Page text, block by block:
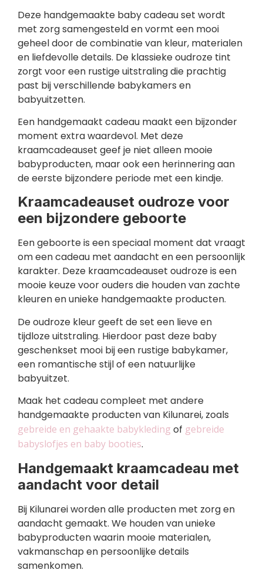
Deze handgemaakte baby cadeau set wordt
met zorg samengesteld en vormt een mooi
geheel door de combinatie van kleur, materialen
en liefdevolle details. De klassieke oudroze tint
zorgt voor een rustige uitstraling die prachtig
past bij verschillende babykamers en
babyuitzetten.
Een handgemaakt cadeau maakt een bijzonder
moment extra waardevol. Met deze
kraamcadeauset geef je niet alleen mooie
babyproducten, maar ook een herinnering aan
de eerste bijzondere periode met een kindje.
Kraamcadeauset oudroze voor
een bijzondere geboorte
Een geboorte is een speciaal moment dat vraagt
om een cadeau met aandacht en een persoonlijk
karakter. Deze kraamcadeauset oudroze is een
mooie keuze voor ouders die houden van zachte
kleuren en unieke handgemaakte producten.
De oudroze kleur geeft de set een lieve en
tijdloze uitstraling. Hierdoor past deze baby
geschenkset mooi bij een rustige babykamer,
een romantische stijl of een natuurlijke
babyuitzet.
Maak het cadeau compleet met andere
handgemaakte producten van Kilunarei, zoals
gebreide en gehaakte babykleding of gebreide
babyslofjes en baby booties.
Handgemaakt kraamcadeau met
aandacht voor detail
Bij Kilunarei worden alle producten met zorg en
aandacht gemaakt. We houden van unieke
babyproducten waarin mooie materialen,
vakmanschap en persoonlijke details
samenkomen.